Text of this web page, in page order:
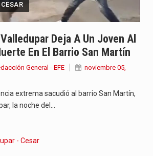
El presidente electo Abelardo de la Espriella aseguró que durante…
Abelardo de la Espriella comenzó su Gobierno con uno de…
Deja A Un Joven Al
En El Barrio San Martín
General - EFE
noviembre 05,
extrema sacudió al barrio San Martín,
la noche del…
- Cesar